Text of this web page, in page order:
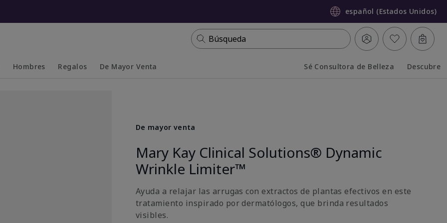
español (Estados Unidos)
Búsqueda
Hombres Regalos De Mayor Venta Sé Consultora de Belleza Descubre
De mayor venta
Mary Kay Clinical Solutions® Dynamic
Wrinkle Limiter™
Ayuda a relajar las arrugas con extractos de plantas efectivos en este
tratamiento inspirado por dermatólogos, que brinda resultados
visibles.